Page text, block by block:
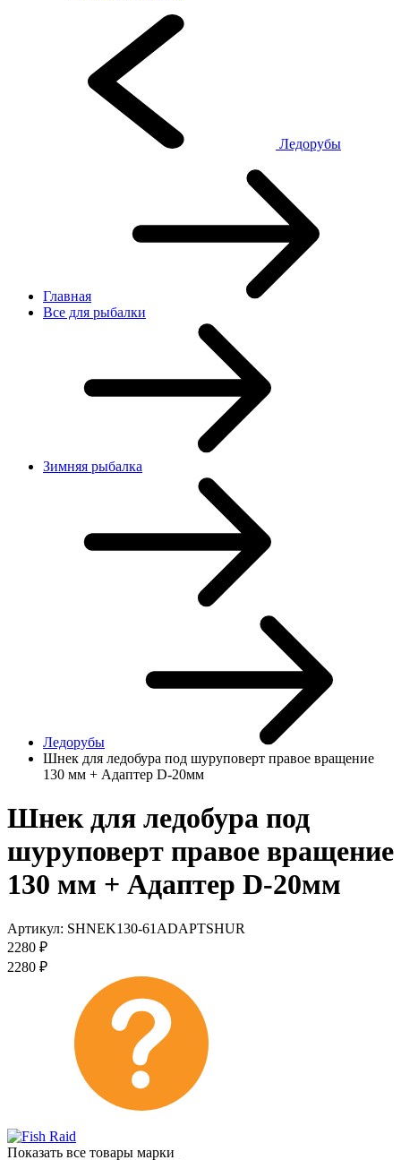
Ледорубы
Главная
Все для рыбалки
Зимняя рыбалка
Ледорубы
Шнек для ледобура под шуруповерт правое вращение
130 мм + Адаптер D-20мм
Шнек для ледобура под
шуруповерт правое вращение
130 мм + Адаптер D-20мм
Артикул: SHNEK130-61ADAPTSHUR
2280 ₽
2280 ₽
Показать все товары марки